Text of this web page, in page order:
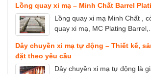
Lồng quay xi mạ – Minh Chất Barrel
Lồng quay xi mạ Minh Chất ,
quay xi mạ, MC Plating Barrel,...
Dây chuyền xi mạ tự động – Thiết kế,
đặt theo yêu cầu
Dây chuyền xi mạ tự động là